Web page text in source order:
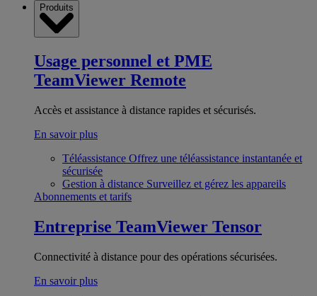
Produits
Usage personnel et PME
TeamViewer Remote
Accès et assistance à distance rapides et sécurisés.
En savoir plus
Téléassistance Offrez une téléassistance instantanée et
sécurisée
Gestion à distance Surveillez et gérez les appareils
Abonnements et tarifs
Entreprise TeamViewer Tensor
Connectivité à distance pour des opérations sécurisées.
En savoir plus